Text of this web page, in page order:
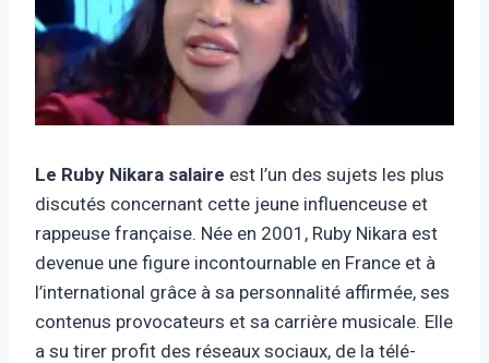
Le Ruby Nikara salaire est l’un des sujets les plus
discutés concernant cette jeune influenceuse et
rappeuse française. Née en 2001, Ruby Nikara est
devenue une figure incontournable en France et à
l’international grâce à sa personnalité affirmée, ses
contenus provocateurs et sa carrière musicale. Elle
a su tirer profit des réseaux sociaux, de la télé-